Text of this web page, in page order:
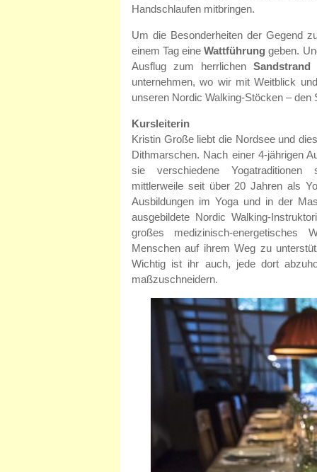
Handschlaufen mitbringen.
Um die Besonderheiten der Gegend
einem Tag eineWattführung geben.
Ausflug zum herrlichen
unternehmen, wo wir mit Weitblick
unseren Nordic Walking-Stöcken – den
Kursleiterin
Kristin Große liebt die Nordsee und
Dithmarschen. Nach einer 4-jährigen
sie verschiedene Yogatraditionen
mittlerweile seit über 20 Jahren als
Ausbildungen im Yoga und in der
ausgebildete Nordic Walking-
großes medizinisch-energetisches
Menschen auf ihrem Weg zu
Wichtig ist ihr auch, jede dort
maßzuschneidern.